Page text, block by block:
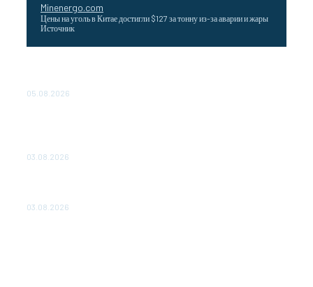
Minenergo.com
Цены на уголь в Китае достигли $127 за тонну из-за аварии и жары
Источник
05.08.2026
03.08.2026
03.08.2026